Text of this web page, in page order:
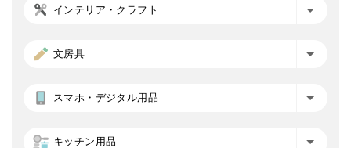
インテリア・クラフト
文房具
スマホ・デジタル用品
キッチン用品